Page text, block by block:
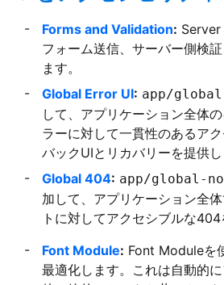
Forms and Validation:
フォーム送信、サーバー側検
ます。
Global Error UI: app/
して、アプリケーション全体
ラーに対して一貫性のあるア
バックUIとリカバリーを提供し
Global 404: app/global-
加して、アプリケーション全
トに対してアクセシブルな404
Font Module: Font Moduleを
最適化します。これは自動的